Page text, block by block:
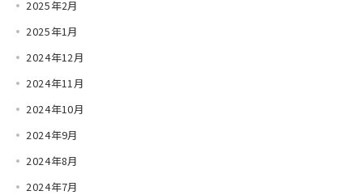
2025年2月
2025年1月
2024年12月
2024年11月
2024年10月
2024年9月
2024年8月
2024年7月